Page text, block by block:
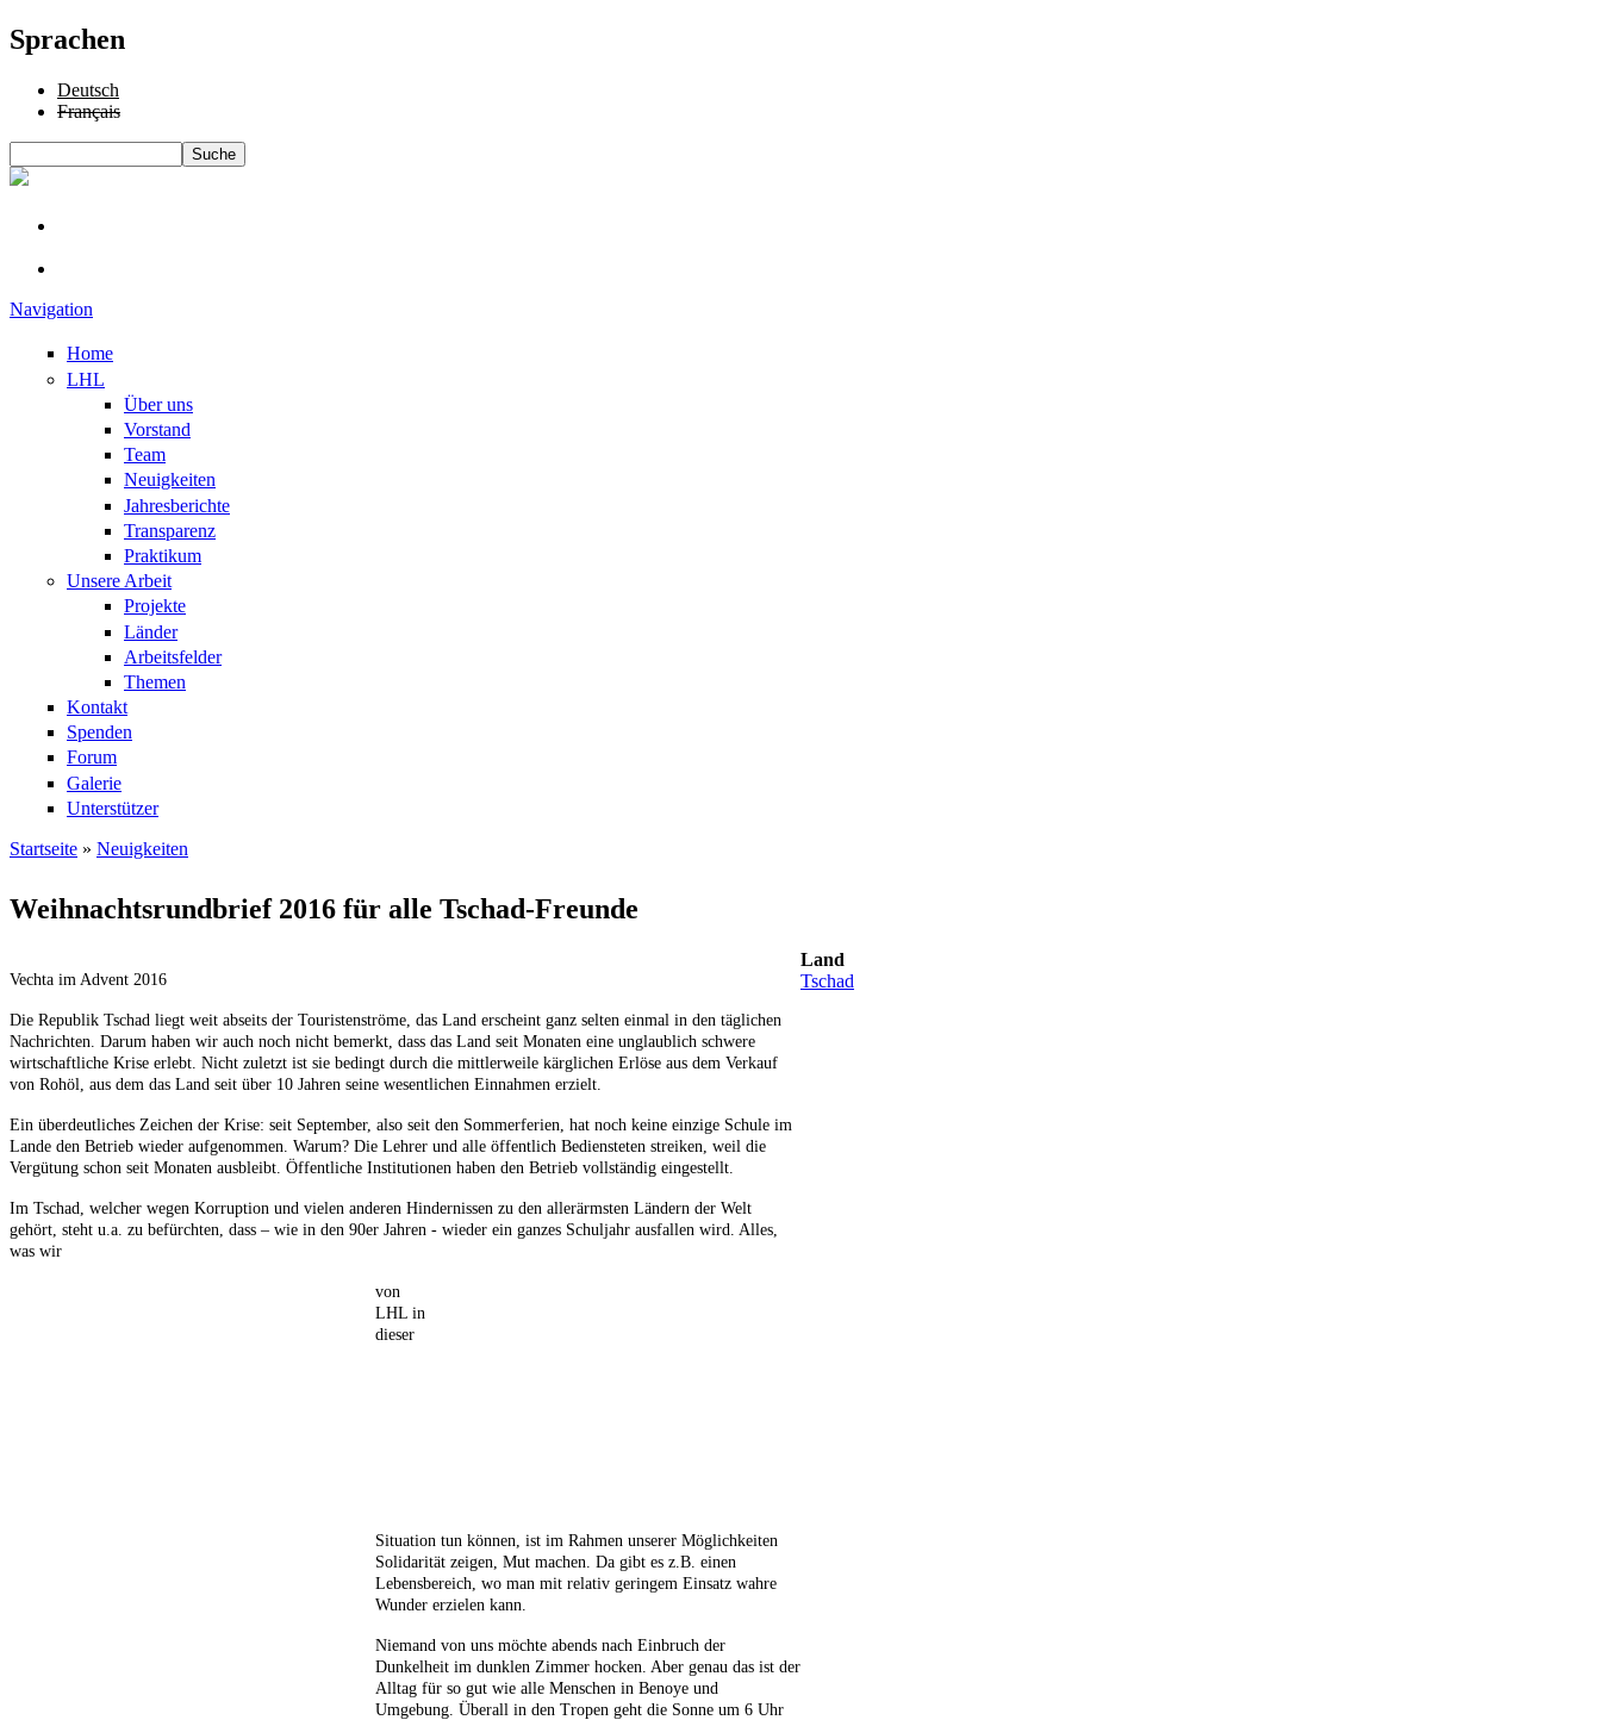
Sprachen
Deutsch
Français
Suchformular
Navigation
Home
LHL
Über uns
Vorstand
Team
Neuigkeiten
Jahresberichte
Transparenz
Praktikum
Unsere Arbeit
Projekte
Länder
Arbeitsfelder
Themen
Kontakt
Spenden
Forum
Galerie
Unterstützer
Startseite » Neuigkeiten
Weihnachtsrundbrief 2016 für alle Tschad-Freunde
Vechta im Advent 2016
Die Republik Tschad liegt weit abseits der Touristenströme, das Land erscheint ganz selten einmal in den täglichen
Nachrichten. Darum haben wir auch noch nicht bemerkt, dass das Land seit Monaten eine unglaublich schwere
wirtschaftliche Krise erlebt. Nicht zuletzt ist sie bedingt durch die mittlerweile kärglichen Erlöse aus dem Verkauf
von Rohöl, aus dem das Land seit über 10 Jahren seine wesentlichen Einnahmen erzielt.
Ein überdeutliches Zeichen der Krise: seit September, also seit den Sommerferien, hat noch keine einzige Schule im
Lande den Betrieb wieder aufgenommen. Warum? Die Lehrer und alle öffentlich Bediensteten streiken, weil die
Vergütung schon seit Monaten ausbleibt. Öffentliche Institutionen haben den Betrieb vollständig eingestellt.
Im Tschad, welcher wegen Korruption und vielen anderen Hindernissen zu den allerärmsten Ländern der Welt
gehört, steht u.a. zu befürchten, dass – wie in den 90er Jahren - wieder ein ganzes Schuljahr ausfallen wird. Alles,
was wir
von
LHL in
dieser
Situation tun können, ist im Rahmen unserer Möglichkeiten
Solidarität zeigen, Mut machen. Da gibt es z.B. einen
Lebensbereich, wo man mit relativ geringem Einsatz wahre
Wunder erzielen kann.
Niemand von uns möchte abends nach Einbruch der
Dunkelheit im dunklen Zimmer hocken. Aber genau das ist der
Alltag für so gut wie alle Menschen in Benoye und
Umgebung. Überall in den Tropen geht die Sonne um 6 Uhr
Land
Tschad